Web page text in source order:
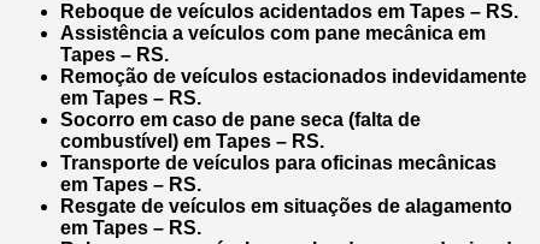
Reboque de veículos acidentados em Tapes – RS.
Assistência a veículos com pane mecânica em
Tapes – RS.
Remoção de veículos estacionados indevidamente
em Tapes – RS.
Socorro em caso de pane seca (falta de
combustível) em Tapes – RS.
Transporte de veículos para oficinas mecânicas
em Tapes – RS.
Resgate de veículos em situações de alagamento
em Tapes – RS.